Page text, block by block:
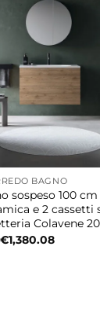
BAGNO
sospeso 100
e 2 cassetti
Colavene
€1,380.08